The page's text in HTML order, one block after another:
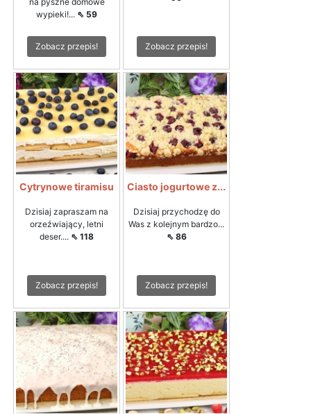
wypieki!... ⇖ 59
Zobacz przepis! Zobacz przepis!
Cytrynowe tiramisu
Dzisiaj zapraszam na
orzeźwiający, letni
deser.... ⇖ 118
Zobacz przepis!
Ciasto jogurtowe z...
Dzisiaj przychodzę do
Was z kolejnym bardzo...
⇖ 86
Zobacz przepis!